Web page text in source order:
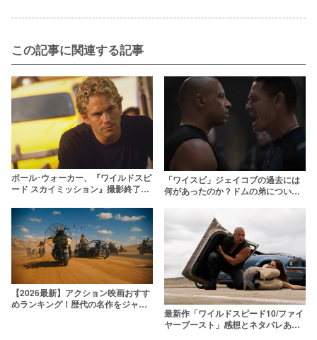
この記事に関連する記事
ポール･ウォーカー、『ワイルドスピ
ード スカイミッション』撮影終了を
「ワイスピ」ジェイコブの過去には
何があったのか？ドムの弟について
【2026最新】アクション映画おすす
めランキング！歴代の名作をジャン
最新作「ワイルドスピード10/ファイ
ヤーブースト」感想とネタバレあら